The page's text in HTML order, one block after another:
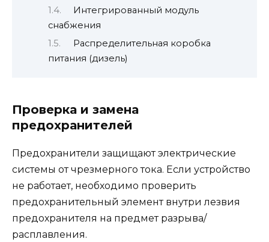
Интегрированный модуль
снабжения
Распределительная коробка
питания (дизель)
Проверка и замена
предохранителей
Предохранители защищают электрические
системы от чрезмерного тока. Если устройство
не работает, необходимо проверить
предохранительный элемент внутри лезвия
предохранителя на предмет разрыва/
расплавления.